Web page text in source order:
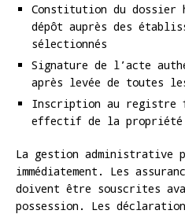
Constitution du dossier
dépôt auprès des
sélectionnés
Signature de l’acte
après levée de toutes
Inscription au registre
effectif de la propriété
La gestion administrative
immédiatement. Les
doivent être souscrites
possession. Les